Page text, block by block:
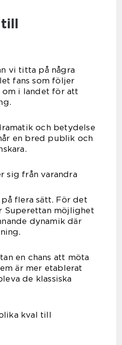
vi titta på några
fans som följer
om i landet för att
och betydelse
en bred publik och
sig från varandra
flera sätt. För det
Superettan möjlighet
dynamik där
en chans att möta
är mer etablerat
de klassiska
kval till